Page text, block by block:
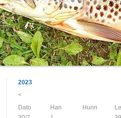
2023
<
Dato
Han Hunn